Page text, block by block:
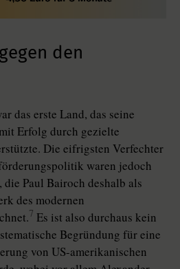
den
das erste Land, das seine
Erfolg durch gezielte
Die eifrigsten Verfechter
waren jedoch
Paul Bairoch deshalb als
des modernen
7 Es ist also durchaus kein
Begründung für eine
von US-amerikanischen